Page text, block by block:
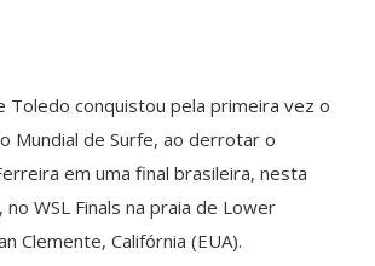
Toledo conquistou pela primeira vez o
Mundial de Surfe, ao derrotar o
em uma final brasileira, nesta
WSL Finals na praia de Lower
Clemente, Califórnia (EUA).